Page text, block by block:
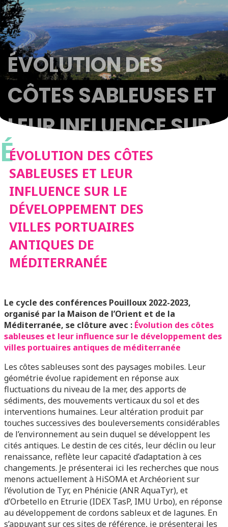
ÉVOLUTION DES
CÔTES SABLEUSES ET
LEUR INFLUENCE SUR
LE DÉVELOPPEMENT
DES VILLES
PORTUAIRES
ANTIQUES DE
ÉÉVOLUTION DES CÔTES
SABLEUSES ET LEUR
INFLUENCE SUR LE
DÉVELOPPEMENT DES
VILLES PORTUAIRES
ANTIQUES DE
MÉDITERRANÉE
Le cycle des conférences Pouilloux 2022-2023,
organisé par la Maison de l’Orient et de la
Méditerranée, se clôture avec : Évolution des côtes
sableuses et leur influence sur le développement des
villes portuaires antiques de méditerranée
Les côtes sableuses sont des paysages mobiles. Leur
géométrie évolue rapidement en réponse aux
fluctuations du niveau de la mer, des apports de
sédiments, des mouvements verticaux du sol et des
interventions humaines. Leur altération produit par
touches successives des bouleversements considérables
de l’environnement au sein duquel se développent les
cités antiques. Le destin de ces cités, leur déclin ou leur
renaissance, reflète leur capacité d’adaptation à ces
changements. Je présenterai ici les recherches que nous
menons actuellement à HiSOMA et Archéorient sur
l’évolution de Tyr, en Phénicie (ANR AquaTyr), et
d’Orbetello en Etrurie (IDEX TasP, IMU Urbo), en réponse
au développement de cordons sableux et de lagunes. En
s’appuyant sur ces sites de référence, je présenterai les